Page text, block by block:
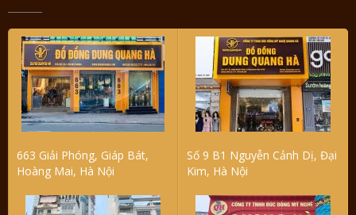
663 Giải Phóng, Giáp Bát,
Hoàng Mai, Hà Nội
Số 9 B1 Nguyễn Cảnh Dị, Đại
Kim, Hà Nội